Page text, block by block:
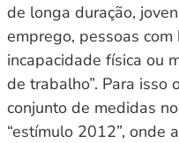
de longa duração,
emprego, pessoas
incapacidade física ou
de trabalho”. Para isso
conjunto de medidas
“estímulo 2012”, onde